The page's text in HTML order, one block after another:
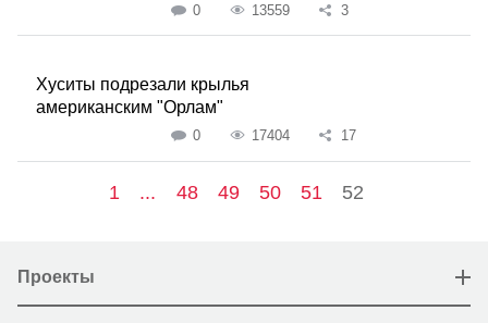
0 13559 3
Хуситы подрезали крылья
американским "Орлам"
0 17404 17
1 ... 48 49 50 51 52
Проекты